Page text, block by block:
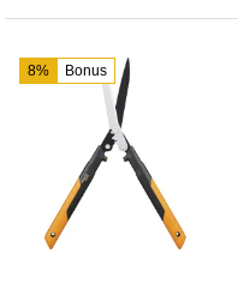
8% Bonus